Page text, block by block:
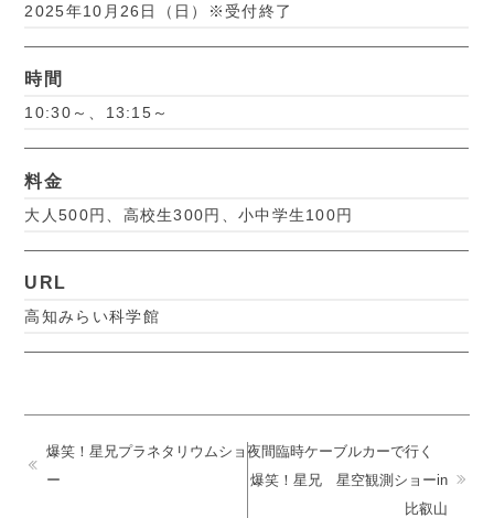
2025年10月26日（日）※受付終了
時間
10:30～、13:15～
料金
大人500円、高校生300円、小中学生100円
URL
高知みらい科学館
爆笑！星兄プラネタリウムショ
ー
夜間臨時ケーブルカーで行く
爆笑！星兄 星空観測ショーin
比叡山